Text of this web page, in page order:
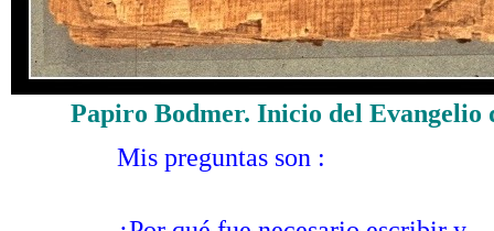
Papiro Bodmer. Inicio del Evangelio
Mis preguntas son :